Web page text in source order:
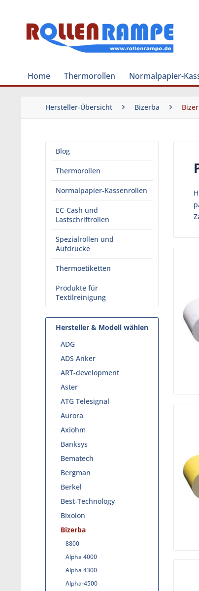
Home Thermorollen Normalpapier-
Hersteller-Übersicht Bizerba
Blog
Thermorollen
Normalpapier-Kassenrollen
EC-Cash und
Lastschriftrollen
Spezialrollen und
Aufdrucke
Thermoetiketten
Produkte für
Textilreinigung
Hersteller & Modell wählen
ADG
ADS Anker
ART-development
Aster
ATG Telesignal
Aurora
Axiohm
Banksys
Bematech
Bergman
Berkel
Best-Technology
Bixolon
Bizerba
8800
Alpha 4000
Alpha 4300
Alpha-4500